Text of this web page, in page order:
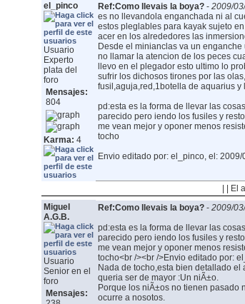
el_pinco
Usuario
Experto
plata del
foro
Mensajes:
804
Karma: 4
Ref:Como llevais la boya?- 2009/
es no llevandola enganchada ni al
estos pleglables para kayak sujeto
acer en los alrededores las
Desde el minianclas va un
no llamar la atencion de los peces
llevo en el plegador esto ultimo lo
sufrir los dichosos tirones por las
fusil,aguja,red,1botella de aquarius y
pd:esta es la forma de llevar las
parecido pero iendo los fusiles y
me vean mejor y oponer menos
tocho
Envio editado por: el_pinco, el: 2009/
| |
Miguel
A.G.B.
Usuario
Senior en el
foro
Mensajes:
Ref:Como llevais la boya?- 2009/
pd:esta es la forma de llevar las
parecido pero iendo los fusiles y
me vean mejor y oponer menos
tocho<br /><br />Envio editado por:
Nada de tocho,esta bien detallado el
queria ser de mayor :Un niÃ±o.
Porque los niÃ±os no tienen pasado
ocurre a nosotos.